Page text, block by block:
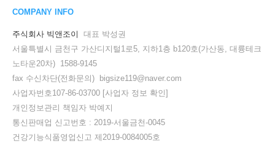
COMPANY INFO
주식회사 빅앤조이
대표 박성권
서울특별시 금천구 가산디지털1로5, 지하1층 b120호(가산동, 대륭테크
노타운20차) 1588-9145
fax 수신차단(전화문의) bigsize119@naver.com
사업자번호107-86-03700 [사업자 정보 확인]
개인정보관리 책임자 박예지
통신판매업 신고번호 : 2019-서울금천-0045
건강기능식품영업신고 제2019-0084005호